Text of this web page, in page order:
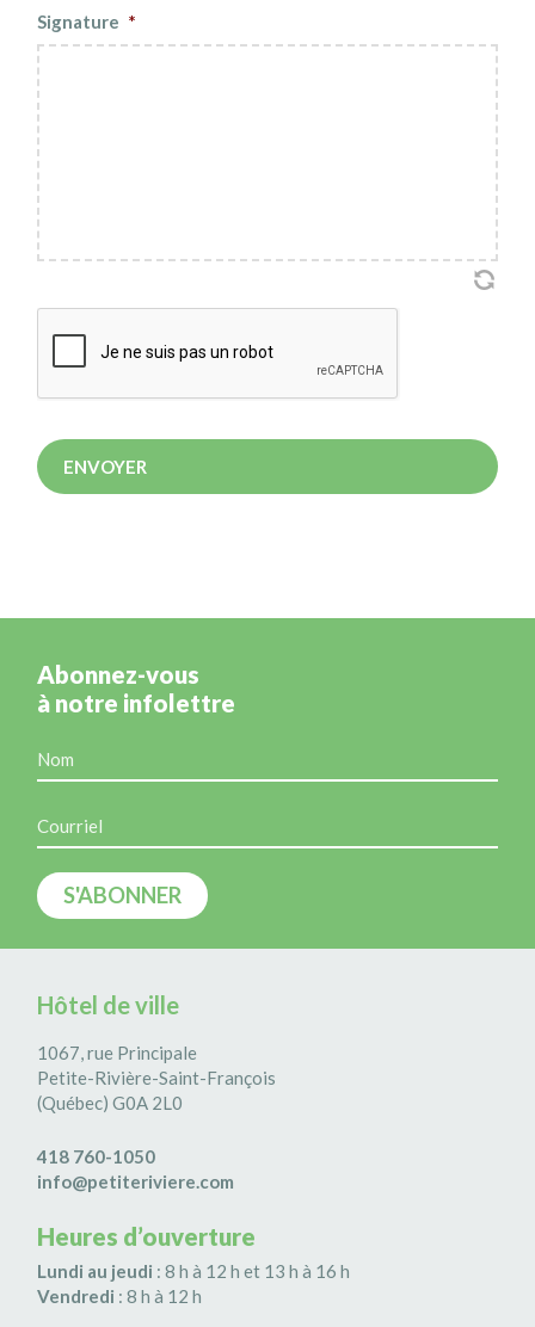
Signature *
Abonnez-vous
à notre infolettre
Hôtel de ville
1067, rue Principale
Petite-Rivière-Saint-François
(Québec) G0A 2L0
418 760-1050
info@petiteriviere.com
Heures d’ouverture
Lundi au jeudi : 8 h à 12 h et 13 h à 16 h
Vendredi : 8 h à 12 h